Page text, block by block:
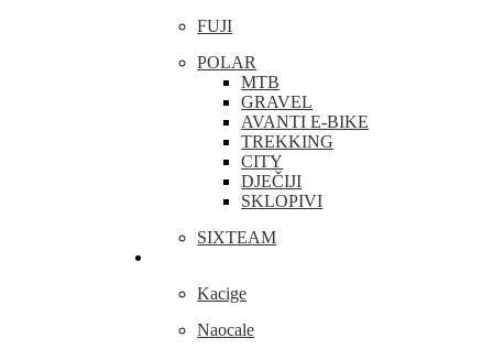
FUJI
POLAR
MTB
GRAVEL
AVANTI E-BIKE
TREKKING
CITY
DJEČIJI
SKLOPIVI
SIXTEAM
Kacige
Naocale